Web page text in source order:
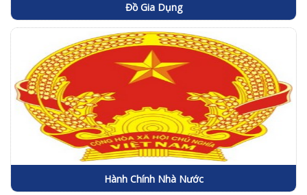
Đồ Gia Dụng
Hành Chính Nhà Nước